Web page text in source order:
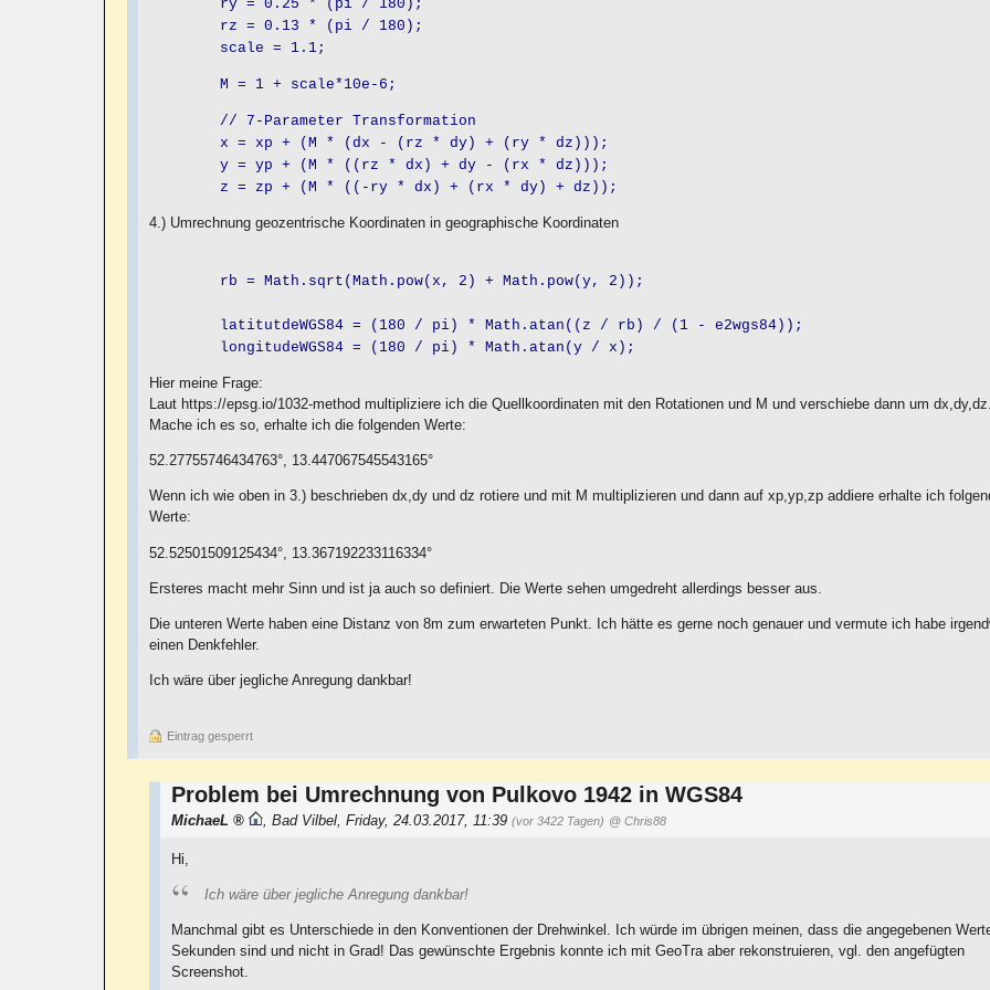
ry = 0.25 * (pi / 180);
rz = 0.13 * (pi / 180);
scale = 1.1;
M = 1 + scale*10e-6;
// 7-Parameter Transformation
x = xp + (M * (dx - (rz * dy) + (ry * dz)));
y = yp + (M * ((rz * dx) + dy - (rx * dz)));
z = zp + (M * ((-ry * dx) + (rx * dy) + dz));
4.) Umrechnung geozentrische Koordinaten in geographische Koordinaten
rb = Math.sqrt(Math.pow(x, 2) + Math.pow(y, 2));
latitutdeWGS84 = (180 / pi) * Math.atan((z / rb) / (1 - e2wgs84));
longitudeWGS84 = (180 / pi) * Math.atan(y / x);
Hier meine Frage:
Laut https://epsg.io/1032-method multipliziere ich die Quellkoordinaten mit den Rotationen und M und verschiebe dann um
Mache ich es so, erhalte ich die folgenden Werte:
52.27755746434763°, 13.447067545543165°
Wenn ich wie oben in 3.) beschrieben dx,dy und dz rotiere und mit M multiplizieren und dann auf xp,yp,zp addiere erhalte ich
Werte:
52.52501509125434°, 13.367192233116334°
Ersteres macht mehr Sinn und ist ja auch so definiert. Die Werte sehen umgedreht allerdings besser aus.
Die unteren Werte haben eine Distanz von 8m zum erwarteten Punkt. Ich hätte es gerne noch genauer und vermute ich habe
einen Denkfehler.
Ich wäre über jegliche Anregung dankbar!
Eintrag gesperrt
Problem bei Umrechnung von Pulkovo 1942 in WGS84
MichaeL ,Bad Vilbel ,Friday, 24.03.2017, 11:39(vor 3422 Tagen) @ Chris88
Hi,
Ich wäre über jegliche Anregung dankbar!
Manchmal gibt es Unterschiede in den Konventionen der Drehwinkel. Ich würde im übrigen meinen, dass die angegebenen
Sekunden sind und nicht in Grad! Das gewünschte Ergebnis konnte ich mit GeoTra aber rekonstruieren, vgl. den angefügten
Screenshot.